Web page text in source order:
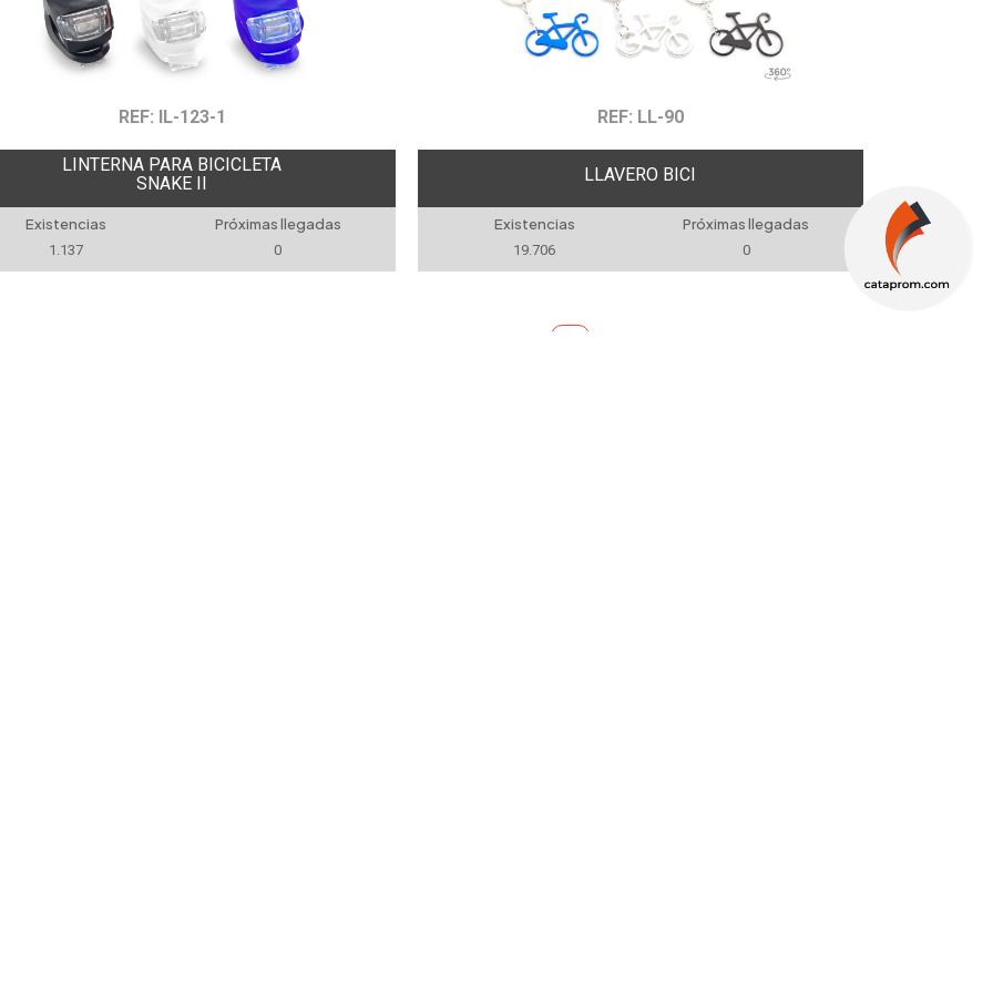
REF: IL-123-1
LINTERNA PARA BICICLETA
SNAKE II
Existencias
1.137
Próximas llegadas
0
REF: LL-90
LLAVERO BICI
Existencias
19.706
Próximas llegadas
0